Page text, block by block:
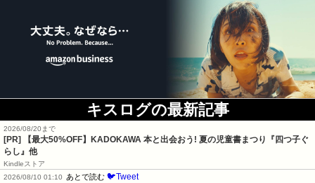
キスログの最新記事
2026/08/20まで
[PR]
【最大50%OFF】KADOKAWA 本と出会おう! 夏の児童書まつり『四つ子ぐ
らし』他
Kindleストア
2026/08/10 01:10
あとで読む 🐦Tweet